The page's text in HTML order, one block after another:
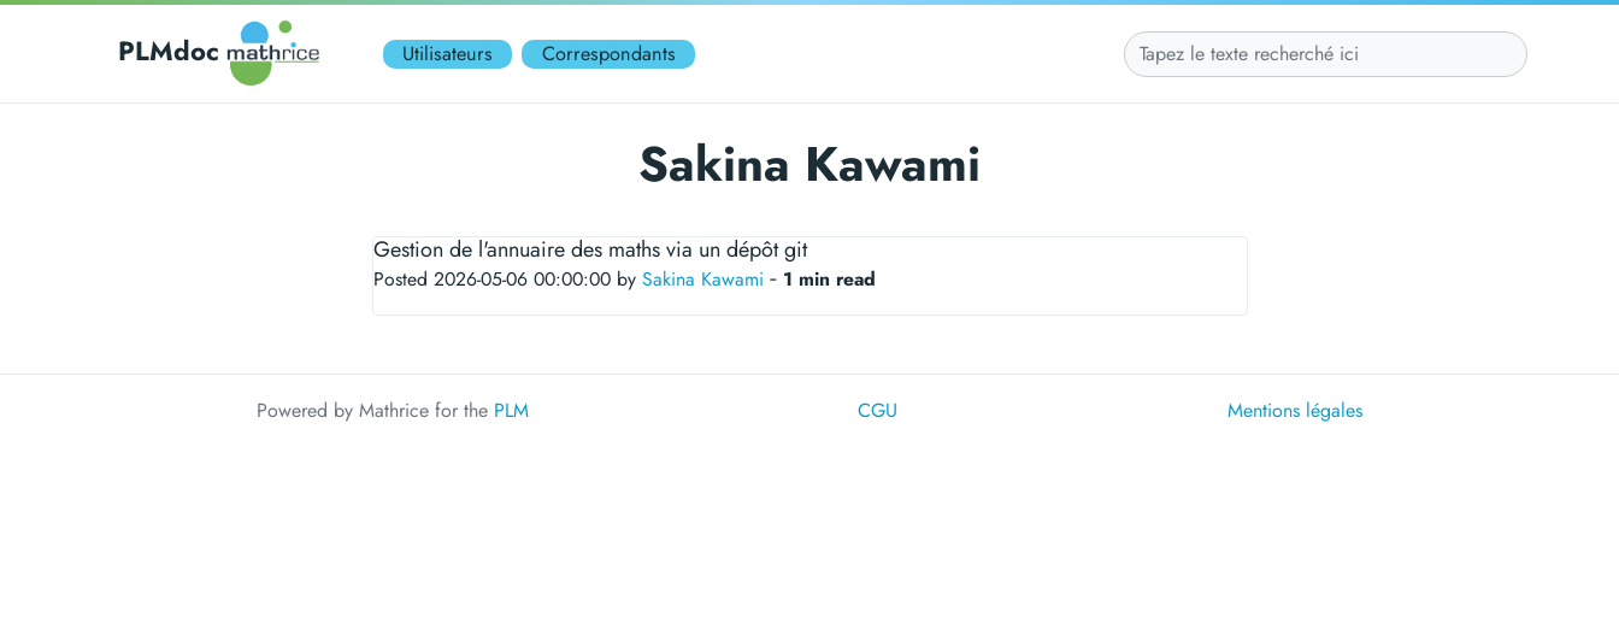
PLMdoc Utilisateurs Correspondants
Sakina Kawami
Gestion de l'annuaire des maths via un dépôt git
Posted 2026-05-06 00:00:00 by Sakina Kawami ‐ 1 min read
Powered by Mathrice for the PLM CGU Mentions légales